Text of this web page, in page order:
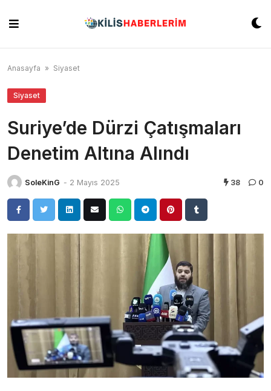
content
Anasayfa » Siyaset
Siyaset
Suriye’de Dürzi Çatışmaları
Denetim Altına Alındı
SoleKinG - 2 Mayıs 2025 38 0